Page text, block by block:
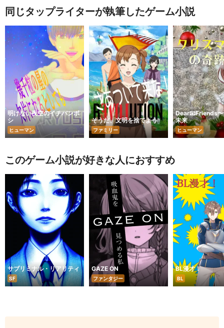
同じタップライターが執筆したゲーム小説
明けない夜空のイチバンボ
シ
ヒューマン
そうだ、文明を捨てよう
ファミリー
Dear📧Friends
未来
ヒューマン
このゲーム小説が好きな人におすすめ
サブリミナル・リアリティ
SF
GAZE ON
ファンタジー
BL漫才！
BL